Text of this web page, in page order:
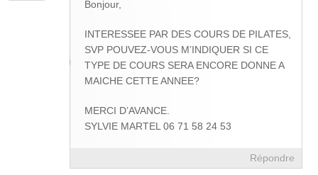
Bonjour,
INTERESSEE PAR DES COURS DE PILATES,
SVP POUVEZ-VOUS M’INDIQUER SI CE
TYPE DE COURS SERA ENCORE DONNE A
MAICHE CETTE ANNEE?
MERCI D’AVANCE.
SYLVIE MARTEL 06 71 58 24 53
Répondre